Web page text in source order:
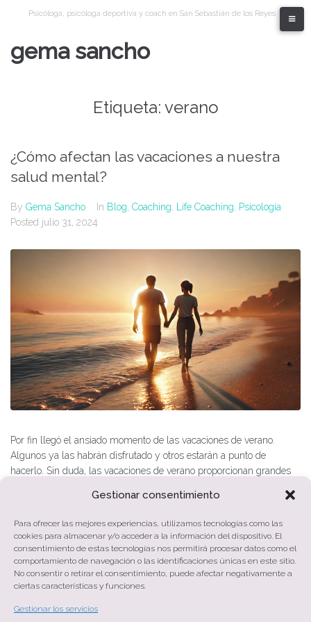
Gestionar consentimiento
Para ofrecer las mejores experiencias, utilizamos tecnologías como las
cookies para almacenar y/o acceder a la información del dispositivo. El
consentimiento de estas tecnologías nos permitirá procesar datos como el
comportamiento de navegación o las identificaciones únicas en este sitio.
No consentir o retirar el consentimiento, puede afectar negativamente a
ciertas características y funciones.
Gestionar los servicios
Psicóloga, psicóloga deportiva y coach en San Sebastián de los Reyes
gema sancho
Etiqueta: verano
¿Cómo afectan las vacaciones a nuestra
salud mental?
By Gema Sancho In Blog Coaching Life Coaching Psicología
Posted julio 31, 2024
Por fin llegó el ansiado momento de las vacaciones de verano.
Algunos ya las habrán disfrutado y otros estarán a punto de
hacerlo. Sin duda, las vacaciones de verano proporcionan grandes
trabajo o los estudios hará que se reduzca nuestro...
Tags:Coaching ,Descanso,Salud Mental,Salud Mental En
Vacaciones, Vacaciones,Verano